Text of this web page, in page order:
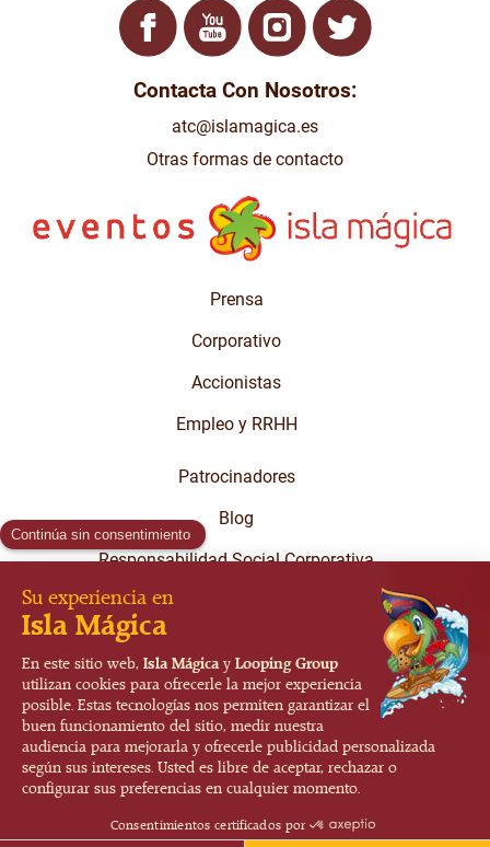
Contacta Con Nosotros:
atc@islamagica.es
Otras formas de contacto
Prensa
Corporativo
Accionistas
Empleo y RRHH
Patrocinadores
Blog
Responsabilidad Social Corporativa
Grandes colectivos
Normas de los parques
Aviso legal
Política de Privacidad
Actualizar cookies
Política de cookies